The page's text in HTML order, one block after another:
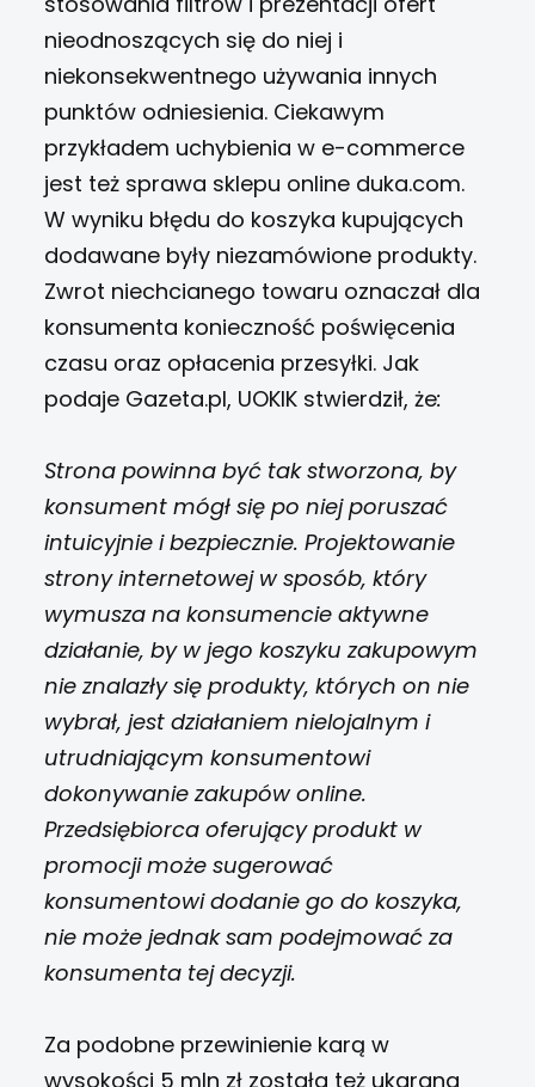
nieodnoszących się do niej i
niekonsekwentnego używania innych
punktów odniesienia. Ciekawym
przykładem uchybienia w e-commerce
jest też sprawa sklepu online duka.com.
W wyniku błędu do koszyka kupujących
dodawane były niezamówione produkty.
Zwrot niechcianego towaru oznaczał dla
konsumenta konieczność poświęcenia
czasu oraz opłacenia przesyłki. Jak
podaje Gazeta.pl, UOKIK stwierdził, że:
Strona powinna być tak stworzona, by
konsument mógł się po niej poruszać
intuicyjnie i bezpiecznie. Projektowanie
strony internetowej w sposób, który
wymusza na konsumencie aktywne
działanie, by w jego koszyku zakupowym
nie znalazły się produkty, których on nie
wybrał, jest działaniem nielojalnym i
utrudniającym konsumentowi
dokonywanie zakupów online.
Przedsiębiorca oferujący produkt w
promocji może sugerować
konsumentowi dodanie go do koszyka,
nie może jednak sam podejmować za
konsumenta tej decyzji.
Za podobne przewinienie karą w
wysokości 5 mln zł została też ukarana